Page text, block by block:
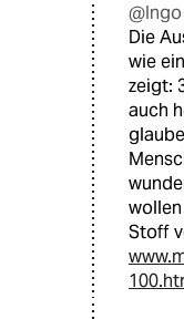
Die
wie
zeigt:
auch
Stoff